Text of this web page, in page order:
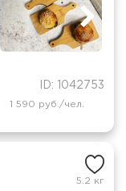
ID: 1042753
1 590 руб./чел.
5.2 кг